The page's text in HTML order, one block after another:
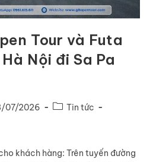
Tour và Futa
Nội đi Sa Pa
07/2026
Tin tức
khách hàng: Trên tuyến đường